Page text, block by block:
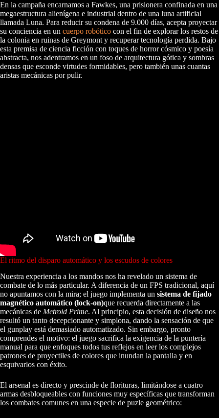
En la campaña encarnamos a Fawkes, una prisionera confinada en una
megaestructura alienígena e industrial dentro de una luna artificial
llamada Luna. Para reducir su condena de 9.000 días, acepta proyectar
su conciencia en un cuerpo robótico con el fin de explorar los restos de
la colonia en ruinas de Greymont y recuperar tecnología perdida. Bajo
esta premisa de ciencia ficción con toques de horror cósmico y poesía
abstracta, nos adentramos en un foso de arquitectura gótica y sombras
densas que esconde virtudes formidables, pero también unas cuantas
aristas mecánicas por pulir.
El ritmo del disparo automático y los escudos de colores
Nuestra experiencia a los mandos nos ha revelado un sistema de
combate de lo más particular. A diferencia de un FPS tradicional, aquí
no apuntamos con la mira; el juego implementa un sistema de fijado
magnético automático (lock-on)que recuerda directamente a las
mecánicas de Metroid Prime. Al principio, esta decisión de diseño nos
resultó un tanto decepcionante y simplona, dando la sensación de que
el gunplay está demasiado automatizado. Sin embargo, pronto
comprendes el motivo: el juego sacrifica la exigencia de la puntería
manual para que enfoques todos tus reflejos en leer los complejos
patrones de proyectiles de colores que inundan la pantalla y en
esquivarlos con éxito.
El arsenal es directo y prescinde de florituras, limitándose a cuatro
armas desbloqueables con funciones muy específicas que transforman
los combates comunes en una especie de puzle geométrico: